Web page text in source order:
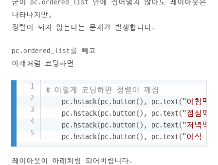
굳이 pc.ordered_list 안에 집어넣지 않아도 레이아웃은
나타나지만,
정렬이 되지 않는다는 문제가 발생합니다.
pc.ordered_list를 빼고
아래처럼 코딩하면
# 이렇게 코딩하면 정렬이 깨짐
    pc
. hstack(pc. button() , pc. text("아침먹
    pc
. hstack(pc. button() , pc. text("점심먹
    pc
. hstack(pc. button() , pc. text("저녁먹
    pc
. hstack(pc. button() , pc. text("야식 먹
레이아웃이 아래처럼 되어버립니다.